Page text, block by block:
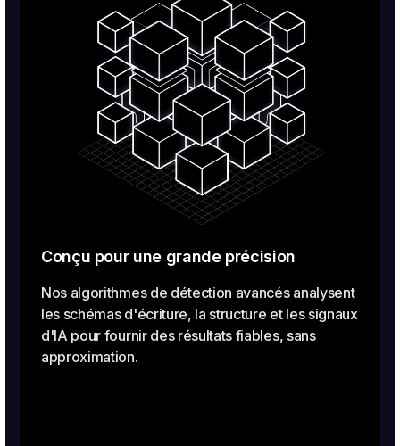
Conçu pour une grande précision
Nos algorithmes de détection avancés analysent
les schémas d'écriture, la structure et les signaux
d'IA pour fournir des résultats fiables, sans
approximation.